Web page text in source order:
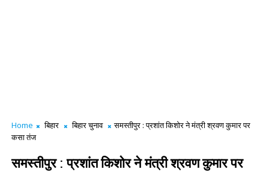
Home बिहार बिहार चुनाव
समस्तीपुर : प्रशांत किशोर ने मंत्री श्रवण कुमार पर
कसा तंज
समस्तीपुर : प्रशांत किशोर ने मंत्री श्रवण कुमार पर